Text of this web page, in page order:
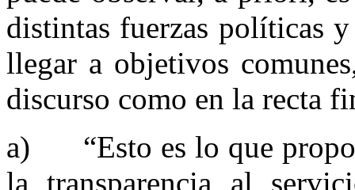
distintas fuerzas políticas
llegar a objetivos
discurso como en la recta
a) “Esto es lo que
la transparencia al